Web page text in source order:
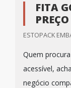
FITA
PREÇO
ESTOPACK
Quem
acessível,
negócio